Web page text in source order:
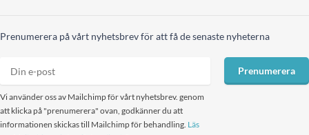
Prenumerera på vårt nyhetsbrev för att få de senaste nyheterna
Vi använder oss av Mailchimp för vårt nyhetsbrev. genom
att klicka på "prenumerera" ovan, godkänner du att
informationen skickas till Mailchimp för behandling. Läs
Prenumerera